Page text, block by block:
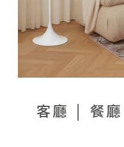
客廳 餐廳